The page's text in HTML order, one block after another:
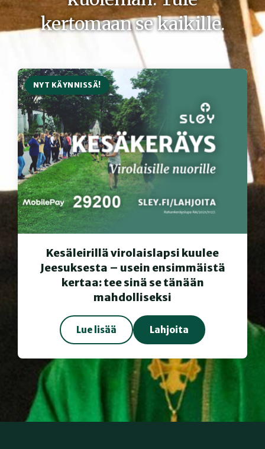
kertomaan se kaikille.
NYT KÄYNNISSÄ!
Kesäleirillä virolaislapsi kuulee
Jeesuksesta – usein ensimmäistä
kertaa: tee sinä se tänään
mahdolliseksi
Lue lisää Lahjoita